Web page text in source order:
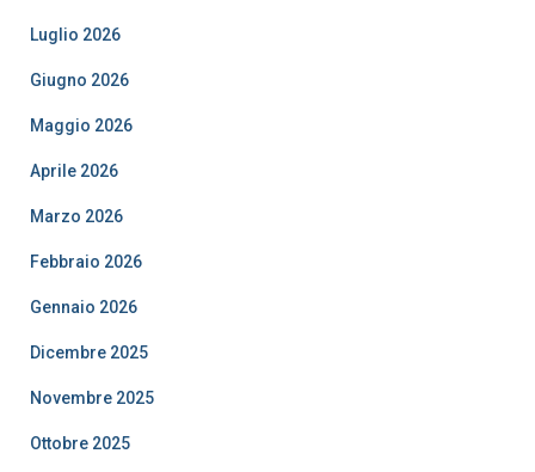
Luglio 2026
Giugno 2026
Maggio 2026
Aprile 2026
Marzo 2026
Febbraio 2026
Gennaio 2026
Dicembre 2025
Novembre 2025
Ottobre 2025